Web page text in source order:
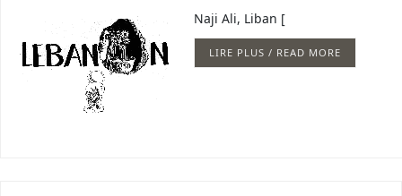
Naji Ali, Liban [
LIRE PLUS / READ MORE